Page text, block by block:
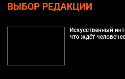
ВЫБОР РЕДАКЦИИ
Искусственный
что ждёт